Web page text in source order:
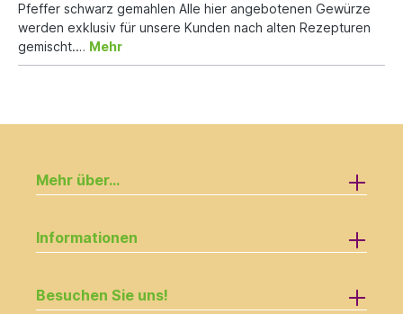
Pfeffer schwarz gemahlen Alle hier angebotenen Gewürze
werden exklusiv für unsere Kunden nach alten Rezepturen
gemischt.… Mehr
Mehr über...
Informationen
Besuchen Sie uns!